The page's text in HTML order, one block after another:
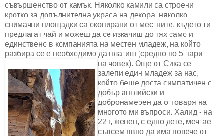
съвършенство от камък. Няколко камили са строени
кротко за допълнителна украса на декора, няколко
снимачни площадки са окопирани от местните, където ти
предлагат чай и можеш да се изкачиш до тях само и
единствено в компанията на местен младеж, на който
разбира се е необходимо да платиш (средно по 5 пари
на човек). Още от Сика се
залепи един младеж за нас,
който беше доста симпатичен с
добър английски и
добронамерен да отговаря на
многото ми въпроси. Халид - на
22 г, женен, с едно дете, мечтае
съвсем явно да има повече от